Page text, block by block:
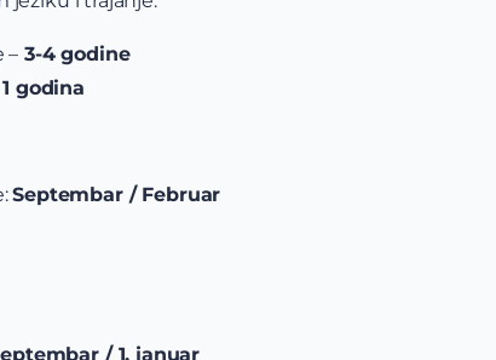
– 3-4 godine
1 godina
Septembar / Februar
/ 1. januar